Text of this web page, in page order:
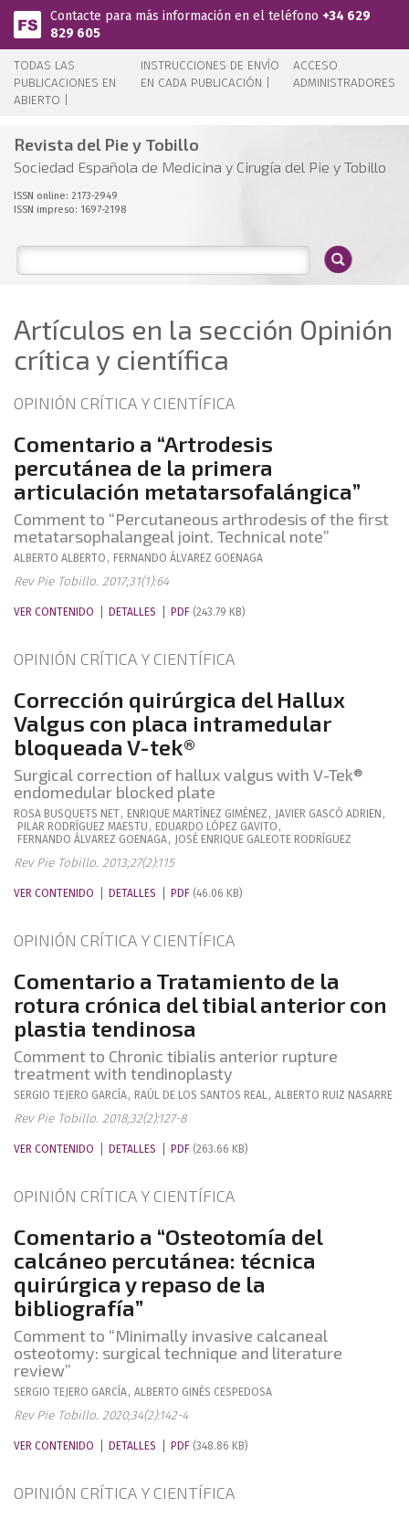
Pasar al contenido principal
Contacte para más información en el teléfono +34 629
829 605
TODAS LAS
PUBLICACIONES EN
ABIERTO |
INSTRUCCIONES DE ENVÍO
EN CADA PUBLICACIÓN |
ACCESO
ADMINISTRADORES
Revista del Pie y Tobillo
Sociedad Española de Medicina y Cirugía del Pie y Tobillo
ISSN online: 2173-2949
ISSN impreso: 1697-2198
Artículos en la sección Opinión
crítica y científica
OPINIÓN CRÍTICA Y CIENTÍFICA
Comentario a “Artrodesis
percutánea de la primera
articulación metatarsofalángica”
Comment to “Percutaneous arthrodesis of the first
metatarsophalangeal joint. Technical note”
ALBERTO ALBERTO , FERNANDO ÁLVAREZ GOENAGA
Rev Pie Tobillo. 2017;31(1):64
VER CONTENIDO DETALLES PDF (243.79 KB)
OPINIÓN CRÍTICA Y CIENTÍFICA
Corrección quirúrgica del Hallux
Valgus con placa intramedular
bloqueada V-tek®
Surgical correction of hallux valgus with V-Tek®
endomedular blocked plate
ROSA BUSQUETS NET, ENRIQUE MARTÍNEZ GIMÉNEZ , JAVIER GASCÓ ADRIEN ,
PILAR RODRÍGUEZ MAESTU , EDUARDO LÓPEZ GAVITO ,
FERNANDO ÁLVAREZ GOENAGA, JOSÉ ENRIQUE GALEOTE RODRÍGUEZ
Rev Pie Tobillo. 2013;27(2):115
VER CONTENIDO DETALLES PDF (46.06 KB)
OPINIÓN CRÍTICA Y CIENTÍFICA
Comentario a Tratamiento de la
rotura crónica del tibial anterior con
plastia tendinosa
Comment to Chronic tibialis anterior rupture
treatment with tendinoplasty
SERGIO TEJERO GARCÍA, RAÚL DE LOS SANTOS REAL, ALBERTO RUIZ NASARRE
Rev Pie Tobillo. 2018;32(2):127-8
VER CONTENIDO DETALLES PDF (263.66 KB)
OPINIÓN CRÍTICA Y CIENTÍFICA
Comentario a “Osteotomía del
calcáneo percutánea: técnica
quirúrgica y repaso de la
bibliografía”
Comment to “Minimally invasive calcaneal
osteotomy: surgical technique and literature
review”
SERGIO TEJERO GARCÍA, ALBERTO GINÉS CESPEDOSA
Rev Pie Tobillo. 2020;34(2):142-4
VER CONTENIDO DETALLES PDF (348.86 KB)
OPINIÓN CRÍTICA Y CIENTÍFICA